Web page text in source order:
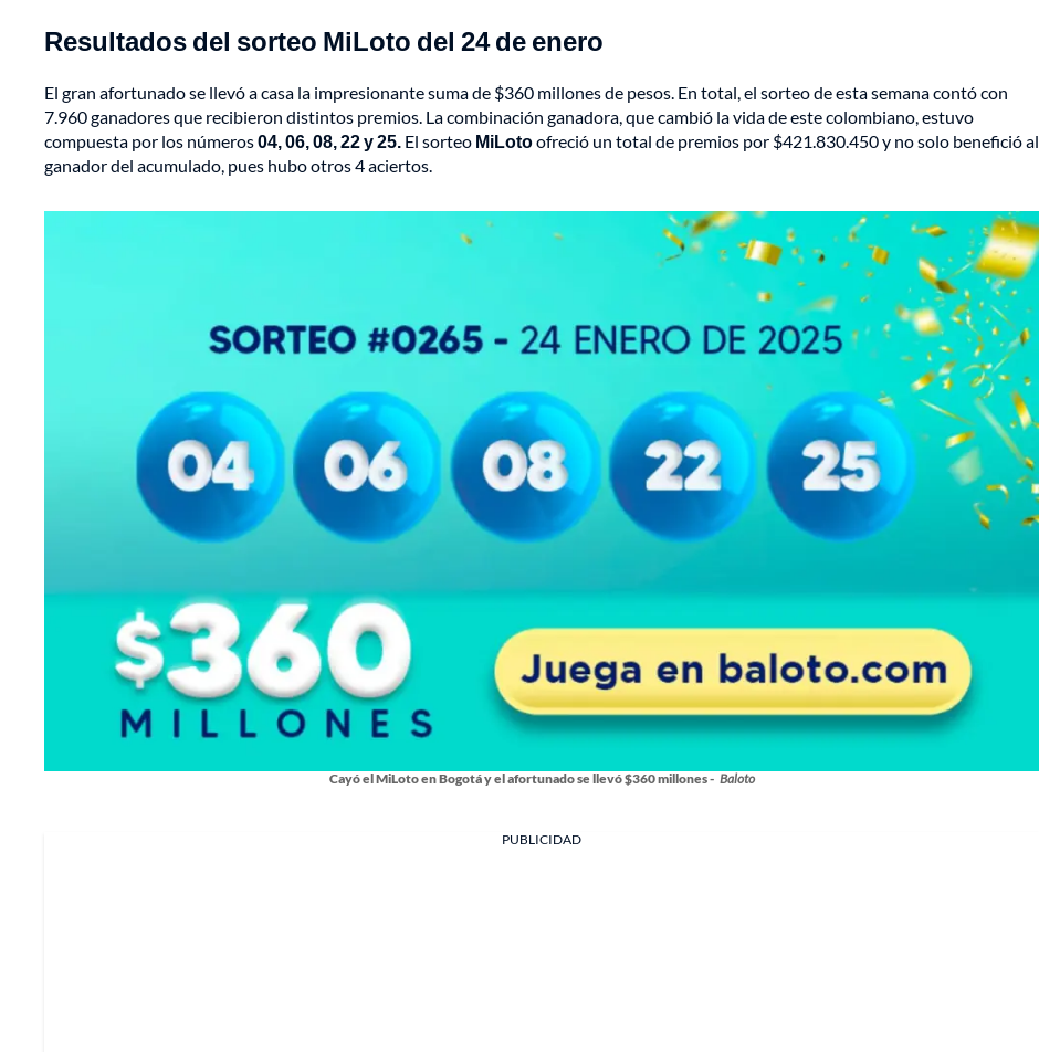
Resultados del sorteo MiLoto del 24 de enero
El gran afortunado se llevó a casa la impresionante suma de $360 millones de pesos. En total, el sorteo de esta semana contó con
7.960 ganadores que recibieron distintos premios. La combinación ganadora, que cambió la vida de este colombiano, estuvo
compuesta por los números04, 06, 08, 22 y 25. El sorteo MiLotoofreció un total de premios por $421.830.450 y no solo benefició al
ganador del acumulado, pues hubo otros 4 aciertos.
Cayó el MiLoto en Bogotá y el afortunado se llevó $360 millones - Baloto
PUBLICIDAD